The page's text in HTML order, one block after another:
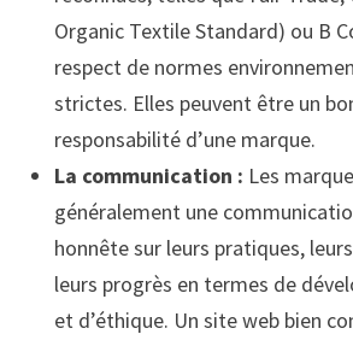
Organic Textile Standard) ou B
respect de normes
strictes. Elles peuvent être un
responsabilité d’une marque.
La communication : Les
généralement une
honnête sur leurs pratiques,
leurs progrès en termes de
et d’éthique. Un site web bien